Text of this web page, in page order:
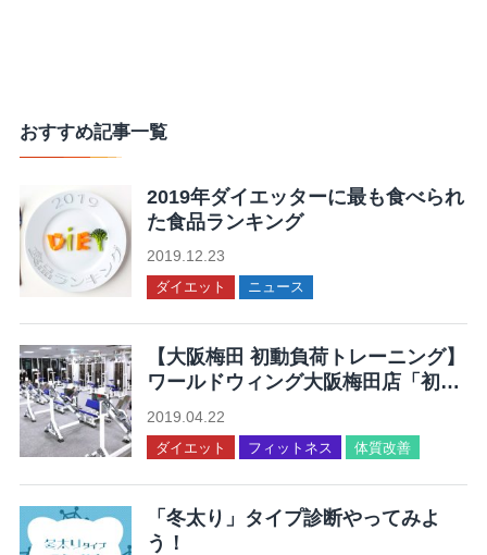
おすすめ記事一覧
2019年ダイエッターに最も食べられ
た食品ランキング
2019.12.23
ダイエット ニュース
【大阪梅田 初動負荷トレーニング】
ワールドウィング大阪梅田店「初動
負荷トレーニングが体験できる」
2019.04.22
ダイエット フィットネス 体質改善
「冬太り」タイプ診断やってみよ
う！